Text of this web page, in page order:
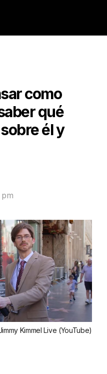
como
qué
él y
Kimmel Live (YouTube)